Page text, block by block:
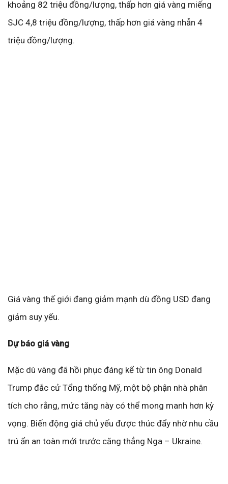
khoảng 82 triệu đồng/lượng, thấp hơn giá vàng miếng
SJC 4,8 triệu đồng/lượng, thấp hơn giá vàng nhẫn 4
triệu đồng/lượng.
Giá vàng thế giới đang giảm mạnh dù đồng USD đang
giảm suy yếu.
Dự báo giá vàng
Mặc dù vàng đã hồi phục đáng kể từ tin ông Donald
Trump đắc cử Tổng thống Mỹ, một bộ phận nhà phân
tích cho rằng, mức tăng này có thể mong manh hơn kỳ
vọng. Biến động giá chủ yếu được thúc đẩy nhờ nhu cầu
trú ẩn an toàn mới trước căng thẳng Nga – Ukraine.